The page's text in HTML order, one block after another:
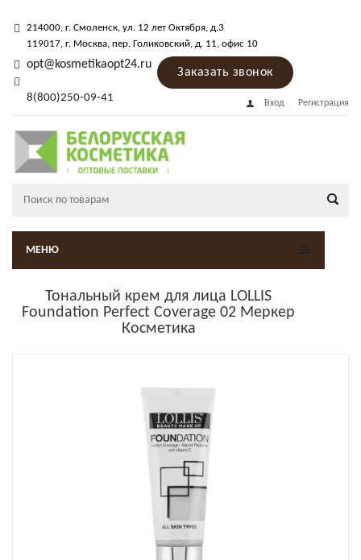
214000, г. Смоленск, ул. 12 лет Октября, д.3
119017, г. Москва, пер. Голиковский, д. 11, офис 10
opt@kosmetikaopt24.ru
8(800)250-09-41
Заказать звонок
Вход Регистрация
МЕНЮ
Тональный крем для лица LOLLIS
Foundation Perfect Coverage 02 Меркер
Косметика